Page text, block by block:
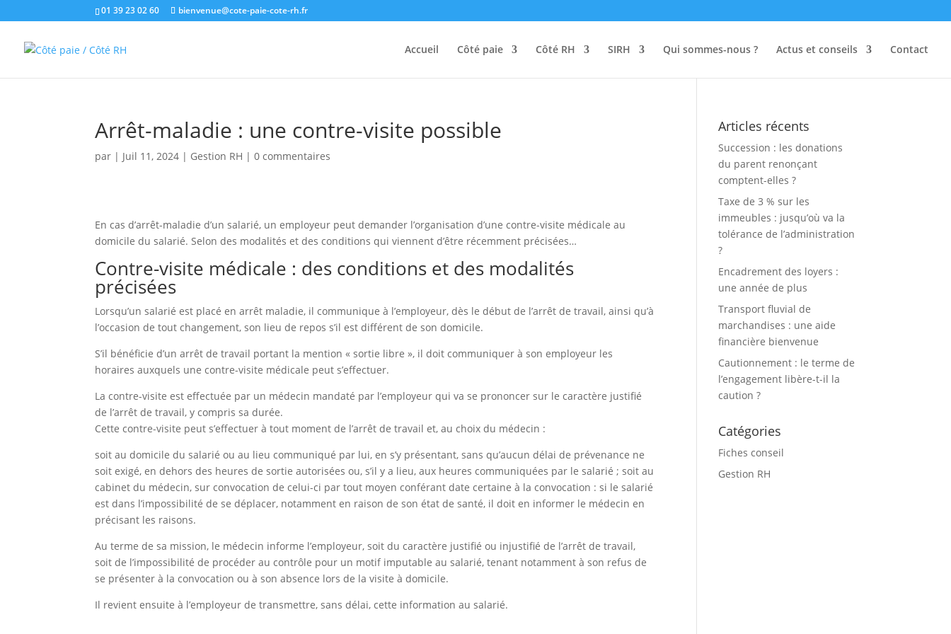
01 39 23 02 60 bienvenue@cote-paie-cote-rh.fr
Accueil Côté paie Côté RH SIRH Qui sommes-nous ? Actus et conseils Contact
Arrêt-maladie : une contre-visite possible
par | Juil 11, 2024 | Gestion RH |0 commentaires
En cas d’arrêt-maladie d’un salarié, un employeur peut demander l’organisation d’une contre-visite médicale au
domicile du salarié. Selon des modalités et des conditions qui viennent d’être récemment précisées…
Contre-visite médicale : des conditions et des modalités
précisées
Lorsqu’un salarié est placé en arrêt maladie, il communique à l’employeur, dès le début de l’arrêt de travail, ainsi qu’à
l’occasion de tout changement, son lieu de repos s’il est différent de son domicile.
S’il bénéficie d’un arrêt de travail portant la mention « sortie libre », il doit communiquer à son employeur les
horaires auxquels une contre-visite médicale peut s’effectuer.
La contre-visite est effectuée par un médecin mandaté par l’employeur qui va se prononcer sur le caractère justifié
de l’arrêt de travail, y compris sa durée.
Cette contre-visite peut s’effectuer à tout moment de l’arrêt de travail et, au choix du médecin :
soit au domicile du salarié ou au lieu communiqué par lui, en s’y présentant, sans qu’aucun délai de prévenance ne
soit exigé, en dehors des heures de sortie autorisées ou, s’il y a lieu, aux heures communiquées par le salarié ; soit au
cabinet du médecin, sur convocation de celui-ci par tout moyen conférant date certaine à la convocation : si le salarié
est dans l’impossibilité de se déplacer, notamment en raison de son état de santé, il doit en informer le médecin en
précisant les raisons.
Au terme de sa mission, le médecin informe l’employeur, soit du caractère justifié ou injustifié de l’arrêt de travail,
soit de l’impossibilité de procéder au contrôle pour un motif imputable au salarié, tenant notamment à son refus de
se présenter à la convocation ou à son absence lors de la visite à domicile.
Il revient ensuite à l’employeur de transmettre, sans délai, cette information au salarié.
Articles récents
Succession : les donations
du parent renonçant
comptent-elles ?
Taxe de 3 % sur les
immeubles : jusqu’où va la
tolérance de l’administration
?
Encadrement des loyers :
une année de plus
Transport fluvial de
marchandises : une aide
financière bienvenue
Cautionnement : le terme de
l’engagement libère-t-il la
caution ?
Catégories
Fiches conseil
Gestion RH